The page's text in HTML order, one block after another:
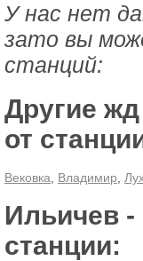
У нас нет
зато вы
станций:
Другие
от
Вековка Владимир
Ильичев
станции: